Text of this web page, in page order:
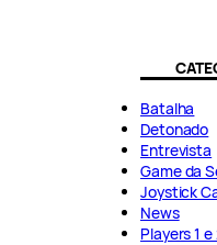
Batalha
Detonado
Entrevista
Game da
Joystick
News
Players 1 e